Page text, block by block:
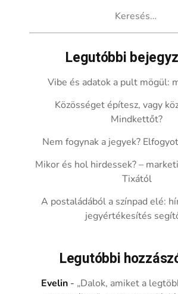
Legutóbbi
Vibe és adatok a pult mögül:
Közösséget építesz, vagy
Mindkettőt?
Nem fogynak a jegyek?
Mikor és hol hirdessek? –
Tixától
A postaládából a színpad elé:
jegyértékesítés
Legutóbbi
Evelin - „Dalok, amiket a